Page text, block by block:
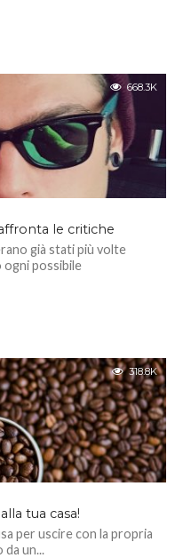
668.3K
le critiche
già stati più volte
ogni possibile
318.8K
tua casa!
per uscire con la propria
un...